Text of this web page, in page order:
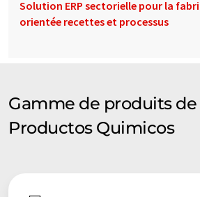
Solution ERP sectorielle pour la
orientée recettes et processus
Gamme de produits
Productos Quimicos